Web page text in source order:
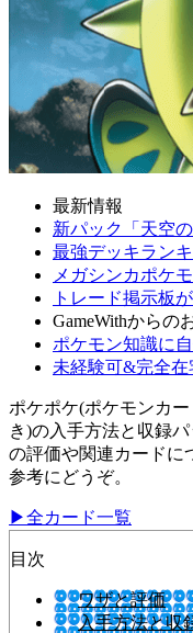
最新情報
新パック「天空
最強デッキラン
メガシンカポケ
トレード掲示板
GameWithからの
ポケモン知識に
未経験可&完全在
ポケポケ(ポケモンカ
き)の入手方法と収録
の評価や関連カードに
参考にどうぞ。
▶全カード一覧
目次
ワザと評価
入手方法と収